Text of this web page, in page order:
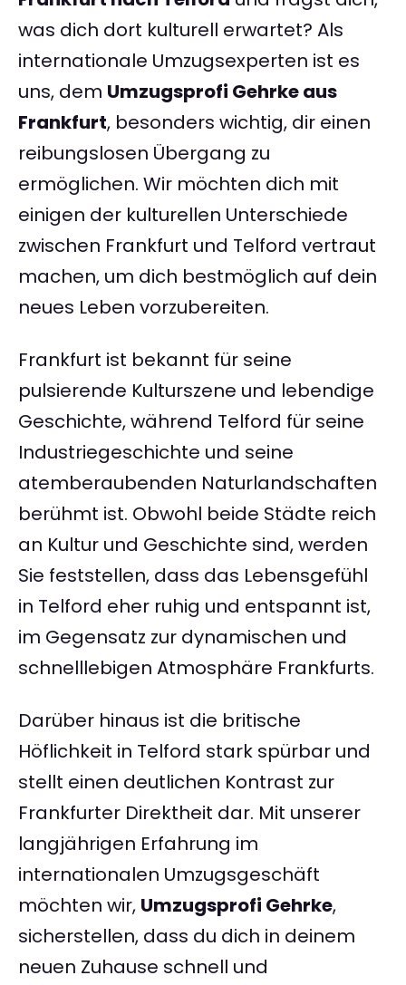
was dich dort kulturell erwartet? Als
internationale Umzugsexperten ist es
uns, dem Umzugsprofi Gehrke aus
Frankfurt, besonders wichtig, dir einen
reibungslosen Übergang zu
ermöglichen. Wir möchten dich mit
einigen der kulturellen Unterschiede
zwischen Frankfurt und Telford vertraut
machen, um dich bestmöglich auf dein
neues Leben vorzubereiten.
Frankfurt ist bekannt für seine
pulsierende Kulturszene und lebendige
Geschichte, während Telford für seine
Industriegeschichte und seine
atemberaubenden Naturlandschaften
berühmt ist. Obwohl beide Städte reich
an Kultur und Geschichte sind, werden
Sie feststellen, dass das Lebensgefühl
in Telford eher ruhig und entspannt ist,
im Gegensatz zur dynamischen und
schnelllebigen Atmosphäre Frankfurts.
Darüber hinaus ist die britische
Höflichkeit in Telford stark spürbar und
stellt einen deutlichen Kontrast zur
Frankfurter Direktheit dar. Mit unserer
langjährigen Erfahrung im
internationalen Umzugsgeschäft
möchten wir, Umzugsprofi Gehrke,
sicherstellen, dass du dich in deinem
neuen Zuhause schnell und